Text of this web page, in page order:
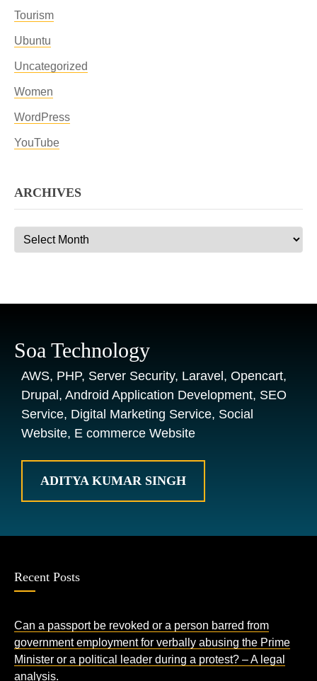
Tourism
Ubuntu
Uncategorized
Women
WordPress
YouTube
ARCHIVES
Archives
Soa Technology
AWS, PHP, Server Security, Laravel, Opencart,
Drupal, Android Application Development, SEO
Service, Digital Marketing Service, Social
Website, E commerce Website
ADITYA KUMAR SINGH
Recent Posts
Can a passport be revoked or a person barred from
government employment for verbally abusing the Prime
Minister or a political leader during a protest? – A legal
analysis.